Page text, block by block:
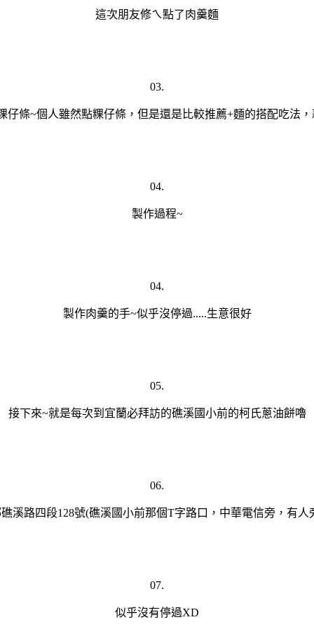
這次朋友修ㄟ點了肉羹麵
03.
仔條~個人雖然點粿仔條，但是還是比較推薦+麵的搭配吃法
04.
製作過程~
04.
製作肉羹的手~似乎沒停過.....生意很好
05.
接下來~就是每次到宜蘭必拜訪的礁溪國小前的柯氏蔥油餅嚕
06.
溪路四段128號(礁溪國小前那個T字路口，中華電信旁，有人
07.
似乎沒有停過XD